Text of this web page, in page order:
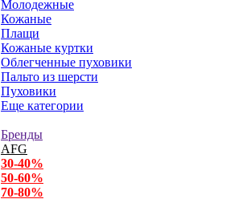
Молодежные
Кожаные
Плащи
Кожаные куртки
Облегченные пуховики
Пальто из шерсти
Пуховики
Еще категории
Бренды
AFG
30-40%
50-60%
70-80%